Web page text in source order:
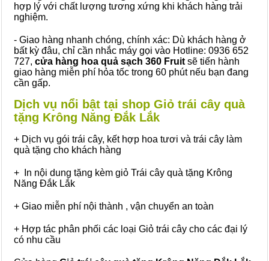
hợp lý với chất lượng tương xứng khi khách hàng trải
nghiệm.
- Giao hàng nhanh chóng, chính xác: Dù khách hàng ở
bất kỳ đâu, chỉ cần nhắc máy gọi vào Hotline: 0936 652
727, cửa hàng hoa quả sạch 360 Fruit sẽ tiến hành
giao hàng miễn phí hỏa tốc trong 60 phút nếu bạn đang
cần gấp.
Dịch vụ nổi bật tại shop Giỏ trái cây quà
tặng Krông Năng Đắk Lắk
+ Dịch vụ gói trái cây, kết hợp hoa tươi và trái cây làm
quà tặng cho khách hàng
+ In nội dung tặng kèm giỏ Trái cây quà tặng Krông
Năng Đắk Lắk
+ Giao miễn phí nội thành , vận chuyển an toàn
+ Hợp tác phân phối các loại Giỏ trái cây cho các đại lý
có nhu cầu